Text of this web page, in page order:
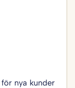
nya kunder